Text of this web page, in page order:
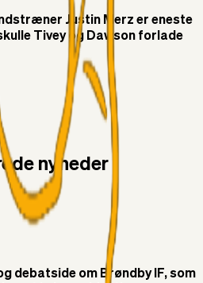
Justin Merz er eneste
Tivey og Dawson forlade
nyheder
debatside om Brøndby IF, som